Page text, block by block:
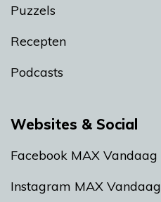
Puzzels
Recepten
Podcasts
Websites & Social
Facebook MAX Vandaag
Instagram MAX Vandaag